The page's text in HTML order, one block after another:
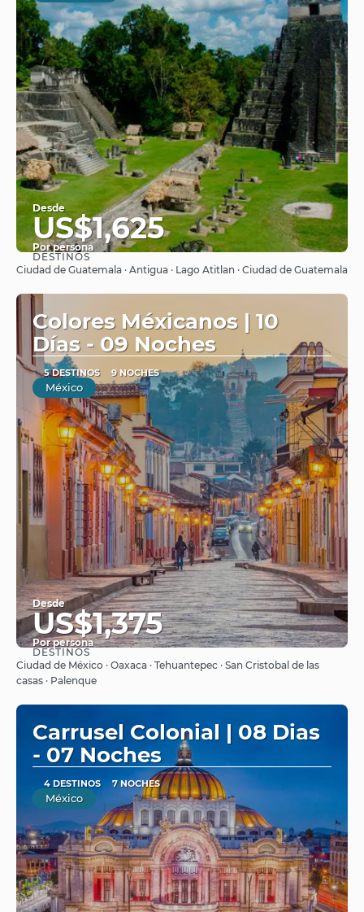
Desde
US$1,625
Por persona
Ver
DESTINOS
Ciudad de Guatemala · Antigua · Lago Atitlan · Ciudad de Guatemala
Colores Méxicanos | 10
Días - 09 Noches
5 DESTINOS 9 NOCHES
México
Desde
US$1,375
Por persona
Ver
DESTINOS
Ciudad de México · Oaxaca · Tehuantepec · San Cristobal de las
casas · Palenque
Carrusel Colonial | 08 Dias
- 07 Noches
4 DESTINOS 7 NOCHES
México